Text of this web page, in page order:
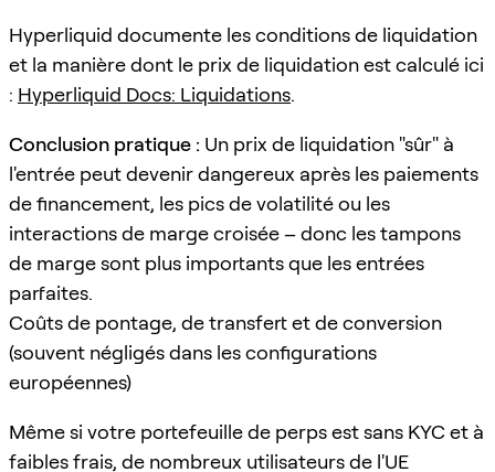
Hyperliquid documente les conditions de liquidation
et la manière dont le prix de liquidation est calculé ici
: Hyperliquid Docs: Liquidations.
Conclusion pratique : Un prix de liquidation "sûr" à
l'entrée peut devenir dangereux après les paiements
de financement, les pics de volatilité ou les
interactions de marge croisée – donc les tampons
de marge sont plus importants que les entrées
parfaites.
Coûts de pontage, de transfert et de conversion
(souvent négligés dans les configurations
européennes)
Même si votre portefeuille de perps est sans KYC et à
faibles frais, de nombreux utilisateurs de l'UE